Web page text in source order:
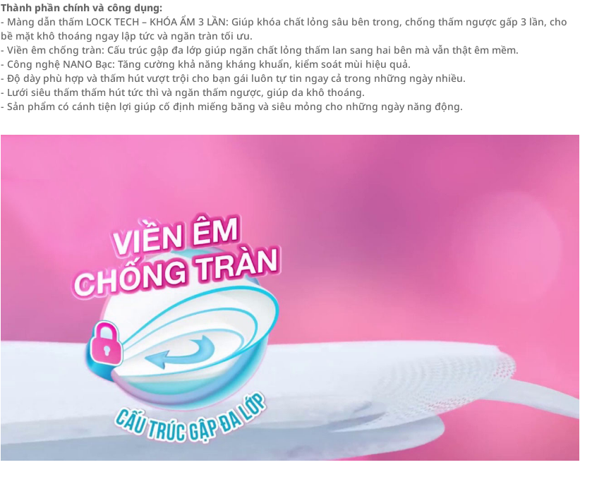
Thành phần chính và công dụng:
- Màng dẫn thấm LOCK TECH – KHÓA ẨM 3 LẦN: Giúp khóa chất lỏng sâu bên trong, chống thấm ngược gấp 3 lần, cho
bề mặt khô thoáng ngay lập tức và ngăn tràn tối ưu.
- Viền êm chống tràn: Cấu trúc gập đa lớp giúp ngăn chất lỏng thấm lan sang hai bên mà vẫn thật êm mềm.
- Công nghệ NANO Bạc: Tăng cường khả năng kháng khuẩn, kiểm soát mùi hiệu quả.
- Độ dày phù hợp và thấm hút vượt trội cho bạn gái luôn tự tin ngay cả trong những ngày nhiều.
- Lưới siêu thấm thấm hút tức thì và ngăn thấm ngược, giúp da khô thoáng.
- Sản phẩm có cánh tiện lợi giúp cố định miếng băng và siêu mỏng cho những ngày năng động.